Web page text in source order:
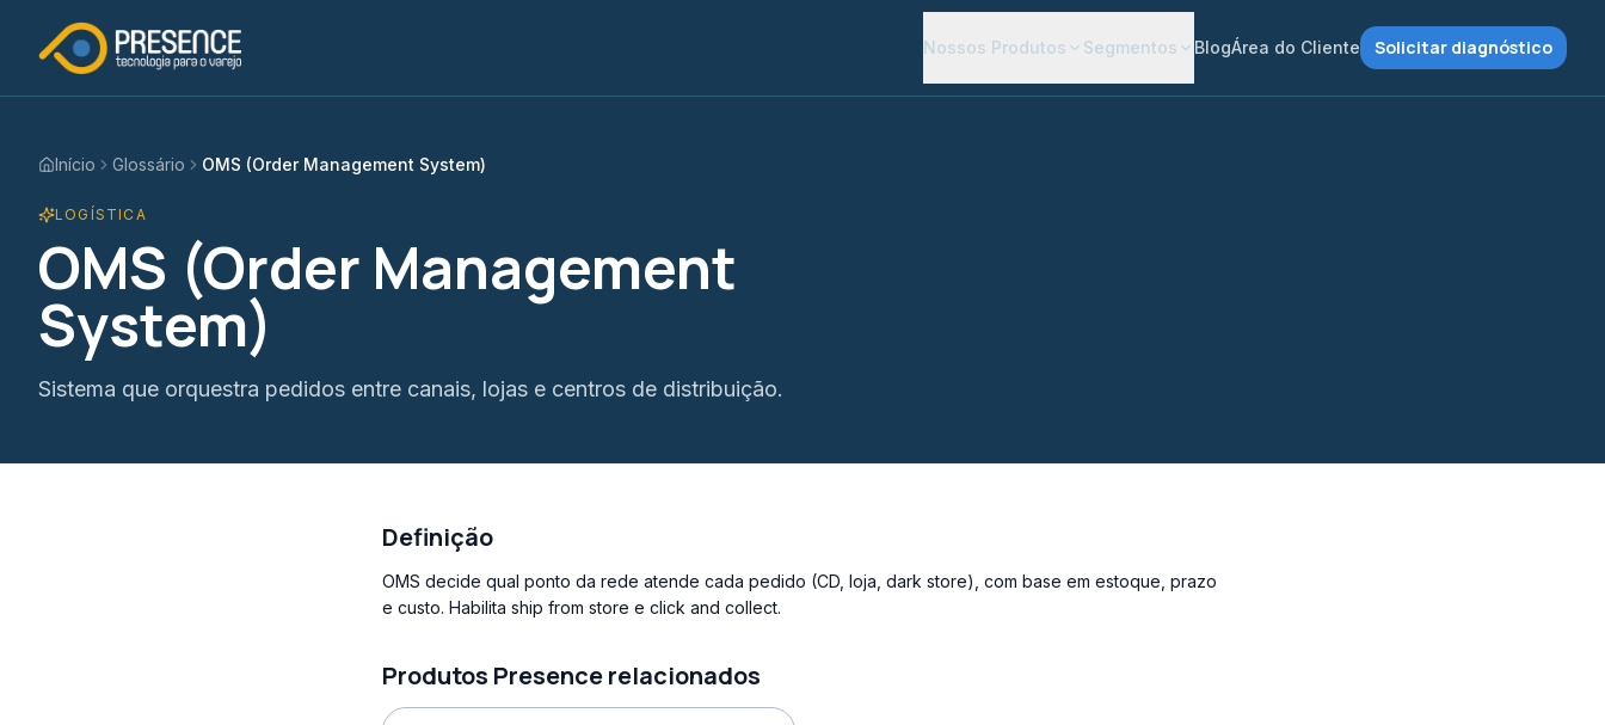
Nossos Produtos Segmentos BlogÁrea do Cliente Solicitar diagnóstico
Início Glossário OMS (Order Management System)
LOGÍSTICA
OMS (Order Management
System)
Sistema que orquestra pedidos entre canais, lojas e centros de distribuição.
Definição
OMS decide qual ponto da rede atende cada pedido (CD, loja, dark store), com base em estoque, prazo
e custo. Habilita ship from store e click and collect.
Produtos Presence relacionados